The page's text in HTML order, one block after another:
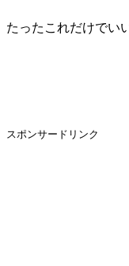
たったこれだけでい
スポンサードリンク